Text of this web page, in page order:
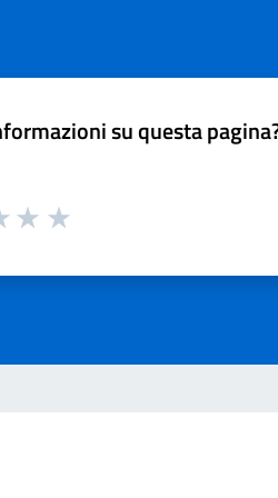
su questa